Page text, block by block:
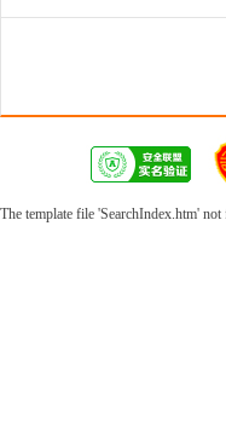
The template file 'SearchIndex.htm'